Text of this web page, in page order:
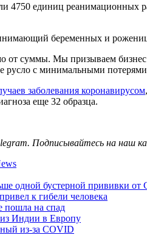
4750 единиц реанимационных
беременных и
суммы. Мы призываем бизнес
русло с минимальными
заболевания коронавирусом
еще 32 образца.
Подписывайтесь на наш
одной бустерной прививки от
к гибели человека
пошла на спад
Индии в Европу
из-за COVID